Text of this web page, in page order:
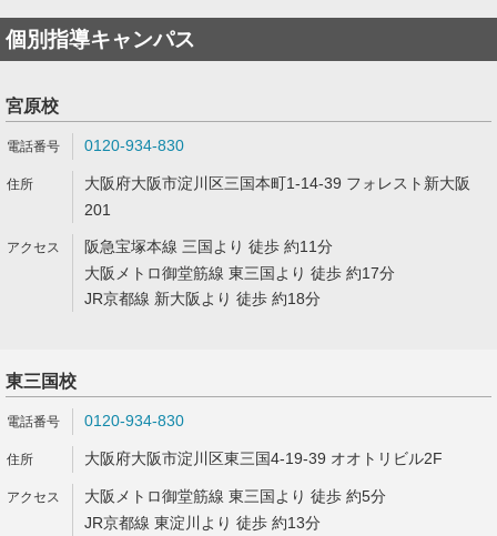
個別指導キャンパス
宮原校
0120-934-830
大阪府大阪市淀川区三国本町1-14-39 フォレスト新大阪
201
阪急宝塚本線 三国より 徒歩 約11分
大阪メトロ御堂筋線 東三国より 徒歩 約17分
JR京都線 新大阪より 徒歩 約18分
東三国校
0120-934-830
大阪府大阪市淀川区東三国4-19-39 オオトリビル2F
大阪メトロ御堂筋線 東三国より 徒歩 約5分
JR京都線 東淀川より 徒歩 約13分